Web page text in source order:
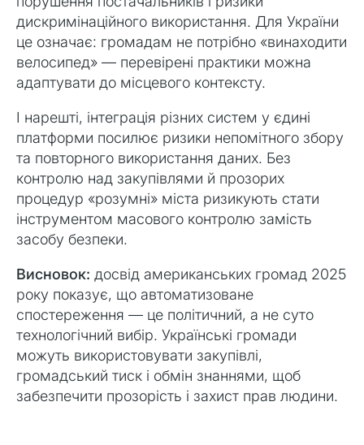
дискримінаційного використання. Для України
це означає: громадам не потрібно «винаходити
велосипед» — перевірені практики можна
адаптувати до місцевого контексту.
І нарешті, інтеграція різних систем у єдині
платформи посилює ризики непомітного збору
та повторного використання даних. Без
контролю над закупівлями й прозорих
процедур «розумні» міста ризикують стати
інструментом масового контролю замість
засобу безпеки.
Висновок: досвід американських громад 2025
року показує, що автоматизоване
спостереження — це політичний, а не суто
технологічний вибір. Українські громади
можуть використовувати закупівлі,
громадський тиск і обмін знаннями, щоб
забезпечити прозорість і захист прав людини.